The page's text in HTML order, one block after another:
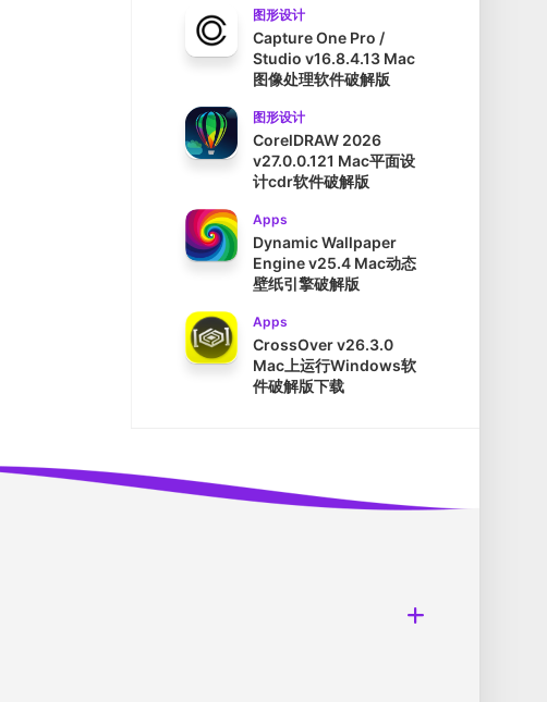
图形设计
Capture One Pro /
Studio v16.8.4.13 Mac
图像处理软件破解版
图形设计
CorelDRAW 2026
v27.0.0.121 Mac平面设
计cdr软件破解版
Apps
Dynamic Wallpaper
Engine v25.4 Mac动态
壁纸引擎破解版
Apps
CrossOver v26.3.0
Mac上运行Windows软
件破解版下载